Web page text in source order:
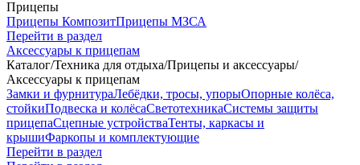
Прицепы
Прицепы КомпозитПрицепы МЗСА
Перейти в раздел
Аксессуары к прицепам
Каталог/Техника для отдыха/Прицепы и аксессуары/
Аксессуары к прицепам
Замки и фурнитураЛебёдки, тросы, упорыОпорные колёса,
стойкиПодвеска и колёсаСветотехникаСистемы защиты
прицепаСцепные устройстваТенты, каркасы и
крышиФаркопы и комплектующие
Перейти в раздел